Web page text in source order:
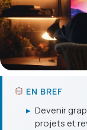
EN BREF
▸ Devenir
projets et